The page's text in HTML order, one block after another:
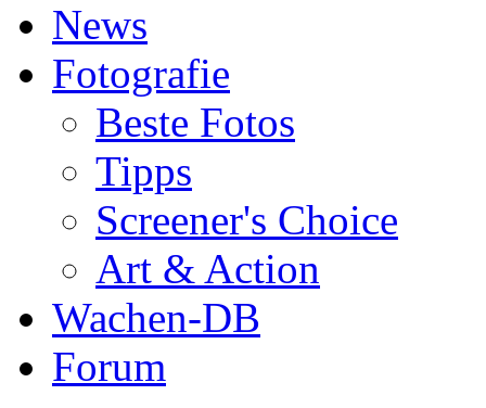
News
Fotografie
Beste Fotos
Tipps
Screener's Choice
Art & Action
Wachen-DB
Forum